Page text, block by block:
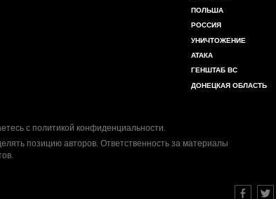
ПОЛЬША
РОССИЯ
УНИЧТОЖЕНИЕ
АТАКА
ГЕНШТАБ ВС
ДОНЕЦКАЯ ОБЛАСТЬ
с политикой конфиденциальности.
позицию авторов. Ответственность за материалы